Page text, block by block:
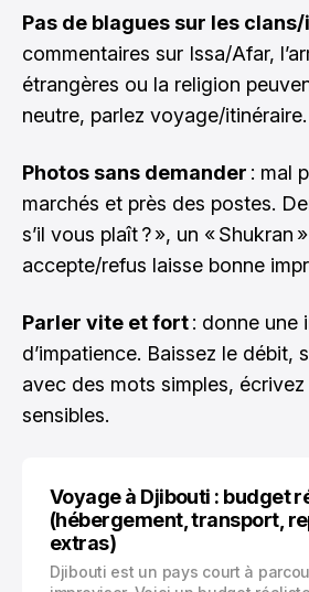
Pas de blagues sur les
commentaires sur Issa/Afar,
étrangères ou la religion
neutre, parlez voyage/itinéraire.
Photos sans demander : mal
marchés et près des postes.
s’il vous plaît ? », un « Shukran
accepte/refus laisse bonne
Parler vite et fort: donne une
d’impatience. Baissez le débit,
avec des mots simples,
sensibles.
Voyage à Djibouti : budget
(hébergement, transport,
extras)
Djibouti est un pays court à